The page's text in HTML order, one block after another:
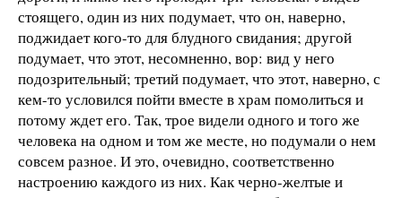
стоящего, один из них подумает, что он, наверно,
поджидает кого-то для блудного свидания; другой
подумает, что этот, несомненно, вор: вид у него
подозрительный; третий подумает, что этот, наверно, с
кем-то условился пойти вместе в храм помолиться и
потому ждет его. Так, трое видели одного и того же
человека на одном и том же месте, но подумали о нем
совсем разное. И это, очевидно, соответственно
настроению каждого из них. Как черно-желтые и